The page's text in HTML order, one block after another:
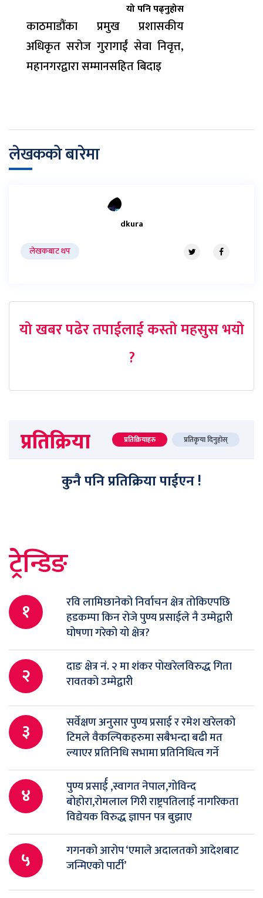
यो पनि पढ्नुहोस
काठमाडौंका प्रमुख प्रशासकीय
अधिकृत सरोज गुरागाईं सेवा निवृत्त,
महानगरद्वारा सम्मानसहित बिदाइ
लेखकको बारेमा
dkura
लेखकबाट थप
यो खबर पढेर तपाईलाई कस्तो महसुस भयो
?
प्रतिक्रिया प्रतिक्रियाहरु प्रतिकृया दिनुहोस्
कुनै पनि प्रतिक्रिया पाईएन !
ट्रेन्डिङ
१
रवि लामिछानेको निर्वाचन क्षेत्र तोकिएपछि
हडकम्पा किन रोजे पुण्य प्रसाईले नै उम्मेद्वारी
घोषणा गरेको यो क्षेत्र?
२
दाङ क्षेत्र नं. २ मा शंकर पोखरेलविरुद्ध गिता
रावतको उम्मेद्वारी
३
सर्वेक्षण अनुसार पुण्य प्रसाई र रमेश खरेलको
टिमले वैकल्पिकहरुमा सबैभन्दा बढी मत
ल्याएर प्रतिनिधि सभामा प्रतिनिधित्व गर्ने
४
पुण्य प्रसार्ई ,स्वागत नेपाल,गोविन्द
बोहोरा,रोमलाल गिरी राष्ट्रपतिलाई नागरिकता
विद्येयक विरुद्ध ज्ञापन पत्र बुझाए
५
गगनको आरोप ‘एमाले अदालतको आदेशबाट
जन्मिएको पार्टी’